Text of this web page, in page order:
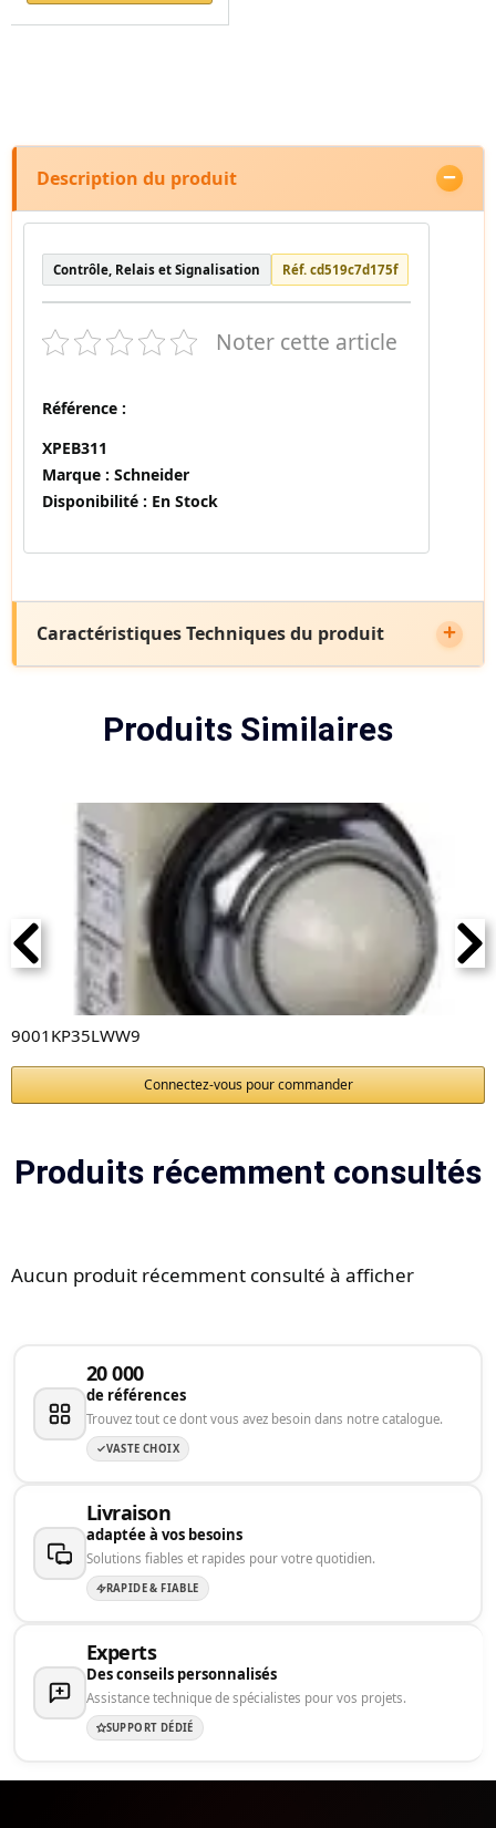
Description du produit
Contrôle, Relais et Signalisation Réf. cd519c7d175f
Noter cette article
Référence :
XPEB311
Marque : Schneider
Disponibilité : En Stock
Caractéristiques Techniques du produit
Produits Similaires
9001KP35LWW9
Connectez-vous pour commander
Produits récemment consultés
Aucun produit récemment consulté à afficher
20 000
de références
Trouvez tout ce dont vous avez besoin dans notre catalogue.
VASTE CHOIX
Livraison
adaptée à vos besoins
Solutions fiables et rapides pour votre quotidien.
RAPIDE & FIABLE
Experts
Des conseils personnalisés
Assistance technique de spécialistes pour vos projets.
SUPPORT DÉDIÉ